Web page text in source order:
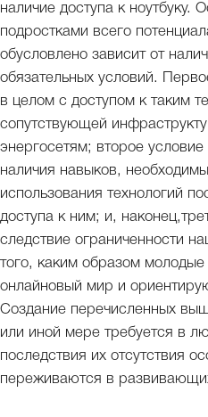
наличие доступа к ноутбуку.
подростками всего
обусловлено зависит от
обязательных условий.
в целом с доступом к таким
сопутствующей
энергосетям; второе условие
наличия навыков,
использования технологий
доступа к ним; и,
следствие ограниченности
того, каким образом
онлайновый мир и
Создание перечисленных
или иной мере требуется в
последствия их отсутствия
переживаются в